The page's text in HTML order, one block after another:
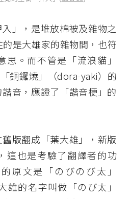
」，是堆放棉被及雜物之
是大雄家的雜物間，也符
思。而不管是「流浪貓」
銅鑼燒」（dora-yaki）的
音，應證了「諧音梗」的
版翻成「葉大雄」，新版
這也是考驗了翻譯者的功
原文是「のびのび太」
雄的名字叫做「のび太」